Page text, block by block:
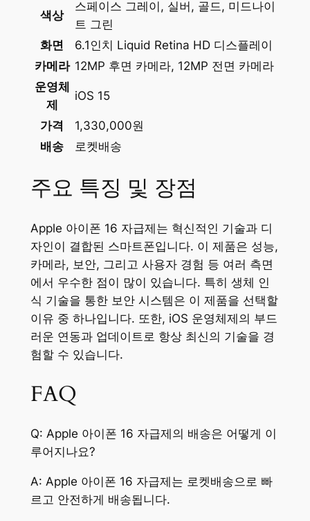
색상
스페이스 그레이, 실버, 골드, 미드나이
트 그린
화면
6.1인치 Liquid Retina HD 디스플레이
카메라 12MP 후면 카메라, 12MP 전면 카메라
운영체
제
iOS 15
가격
1,330,000원
배송
로켓배송
주요 특징 및 장점
Apple 아이폰 16 자급제는 혁신적인 기술과 디
자인이 결합된 스마트폰입니다. 이 제품은 성능,
카메라, 보안, 그리고 사용자 경험 등 여러 측면
에서 우수한 점이 많이 있습니다. 특히 생체 인
식 기술을 통한 보안 시스템은 이 제품을 선택할
이유 중 하나입니다. 또한, iOS 운영체제의 부드
러운 연동과 업데이트로 항상 최신의 기술을 경
험할 수 있습니다.
FAQ
Q: Apple 아이폰 16 자급제의 배송은 어떻게 이
루어지나요?
A: Apple 아이폰 16 자급제는 로켓배송으로 빠
르고 안전하게 배송됩니다.